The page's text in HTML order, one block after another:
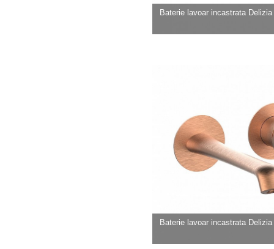
Baterie lavoar incastrata
Baterie lavoar incastrata